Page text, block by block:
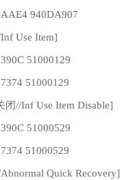
940DA907
Use Item]
51000129
51000129
//Inf Use Item Disable]
51000529
51000529
Quick Recovery]